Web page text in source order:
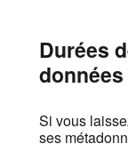
Durées
données
Si vous
ses